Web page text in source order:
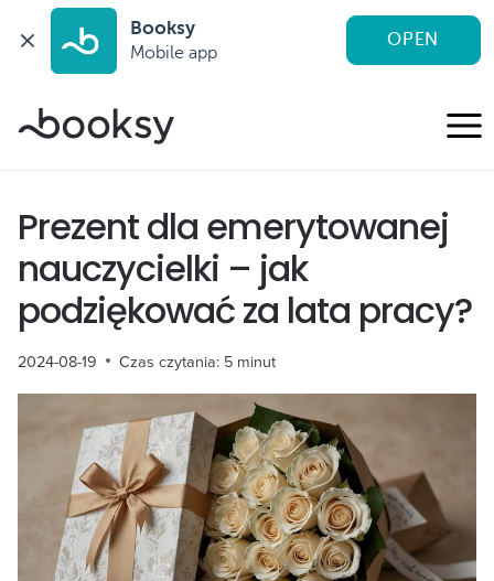
Booksy
Mobile app
OPEN
do
Prezent dla emerytowanej
nauczycielki – jak
podziękować za lata pracy?
2024-08-19 Czas czytania: 5 minut